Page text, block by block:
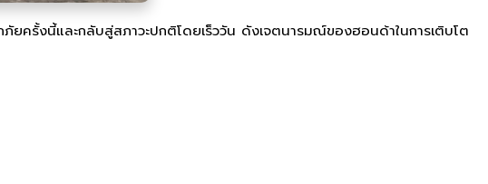
ครั้งนี้และกลับสู่สภาวะปกติโดยเร็ววัน ดังเจตนารมณ์ของฮอนด้าในการเติบโต